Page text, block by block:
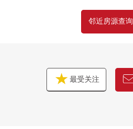
邻近房源查询
最受关注